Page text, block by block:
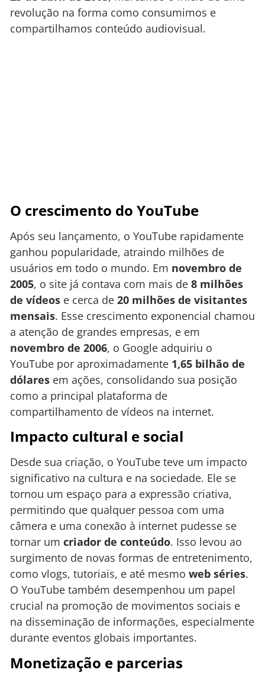
revolução na forma como consumimos e
compartilhamos conteúdo audiovisual.
O crescimento do YouTube
Após seu lançamento, o YouTube rapidamente
ganhou popularidade, atraindo milhões de
usuários em todo o mundo. Em novembro de
2005, o site já contava com mais de 8 milhões
de vídeos e cerca de 20 milhões de visitantes
mensais. Esse crescimento exponencial chamou
a atenção de grandes empresas, e em
novembro de 2006, o Google adquiriu o
YouTube por aproximadamente 1,65 bilhão de
dólares em ações, consolidando sua posição
como a principal plataforma de
compartilhamento de vídeos na internet.
Impacto cultural e social
Desde sua criação, o YouTube teve um impacto
significativo na cultura e na sociedade. Ele se
tornou um espaço para a expressão criativa,
permitindo que qualquer pessoa com uma
câmera e uma conexão à internet pudesse se
tornar um criador de conteúdo. Isso levou ao
surgimento de novas formas de entretenimento,
como vlogs, tutoriais, e até mesmo web séries.
O YouTube também desempenhou um papel
crucial na promoção de movimentos sociais e
na disseminação de informações, especialmente
durante eventos globais importantes.
Monetização e parcerias